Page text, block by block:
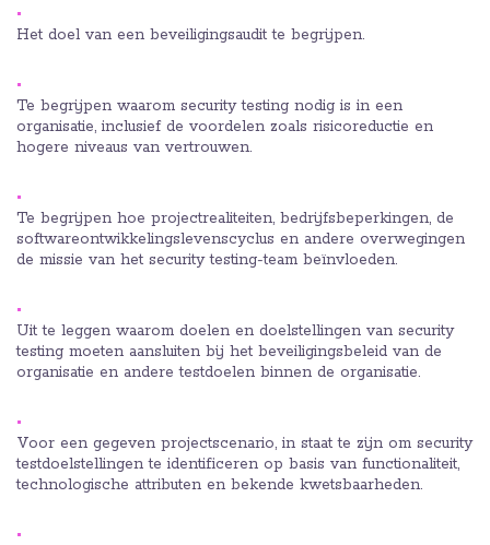
Het doel van een beveiligingsaudit te begrijpen.
Te begrijpen waarom security testing nodig is in een
organisatie, inclusief de voordelen zoals risicoreductie en
hogere niveaus van vertrouwen.
Te begrijpen hoe projectrealiteiten, bedrijfsbeperkingen, de
softwareontwikkelingslevenscyclus en andere overwegingen
de missie van het security testing-team beïnvloeden.
Uit te leggen waarom doelen en doelstellingen van security
testing moeten aansluiten bij het beveiligingsbeleid van de
organisatie en andere testdoelen binnen de organisatie.
Voor een gegeven projectscenario, in staat te zijn om security
testdoelstellingen te identificeren op basis van functionaliteit,
technologische attributen en bekende kwetsbaarheden.